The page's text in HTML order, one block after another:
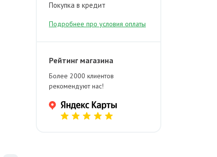
Покупка в кредит
Подробнее про условия оплаты
Рейтинг магазина
Более 2000 клиентов
рекомендуют нас!